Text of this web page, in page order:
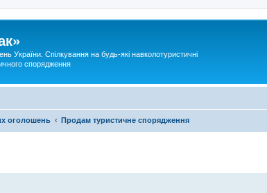
України. Спілкування на будь-які навколотуристичні
спорядження
оголошень Продам туристичне спорядження